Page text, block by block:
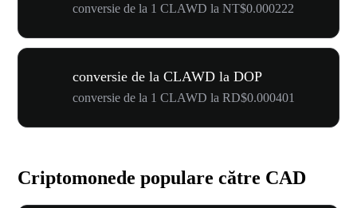
conversie de la 1 CLAWD la NT$0.000222
conversie de la CLAWD la DOP
conversie de la 1 CLAWD la RD$0.000401
Criptomonede populare către CAD